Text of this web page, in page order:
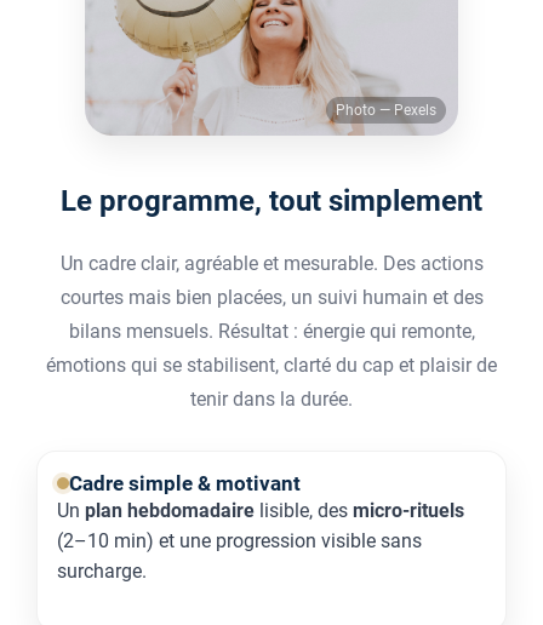
Photo — Pexels
Le programme, tout simplement
Un cadre clair, agréable et mesurable. Des actions
courtes mais bien placées, un suivi humain et des
bilans mensuels. Résultat : énergie qui remonte,
émotions qui se stabilisent, clarté du cap et plaisir de
tenir dans la durée.
Cadre simple & motivant
Un plan hebdomadaire lisible, des micro-rituels
(2–10 min) et une progression visible sans
surcharge.